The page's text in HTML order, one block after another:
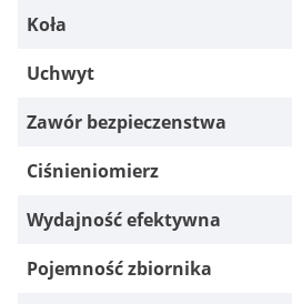
Koła
Uchwyt
Zawór bezpieczenstwa
Ciśnieniomierz
Wydajność efektywna
Pojemność zbiornika